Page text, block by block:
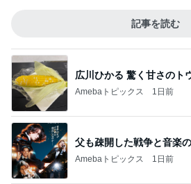
記事を読む
広川ひかる 驚く甘さのト
Amebaトピックス 1日前
父も疎開した戦争と音楽
Amebaトピックス 1日前